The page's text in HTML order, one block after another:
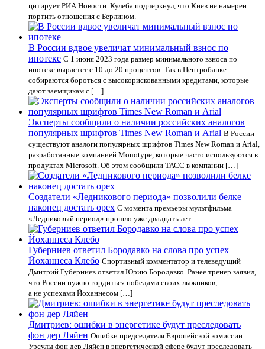
цитирует РИА Новости. Кулеба подчеркнул, что Киев не намерен
портить отношения с Берлином.
В России вдвое увеличат минимальный взнос по
ипотеке С 1 июня 2023 года размер минимального взноса по
ипотеке вырастет с 10 до 20 процентов. Так в Центробанке
собираются бороться с высокорискованными кредитами, которые
дают заемщикам с […]
Эксперты сообщили о наличии российских аналогов
популярных шрифтов Times New Roman и Arial В России
существуют аналоги популярных шрифтов Times New Roman и Arial,
разработанные компанией Monotype, которые часто используются в
продуктах Microsoft. Об этом сообщили ТАСС в компании […]
Создатели «Ледникового периода» позволили белке
наконец достать орех С момента премьеры мультфильма
«Ледниковый период» прошло уже двадцать лет.
Губерниев ответил Бородавко на слова про успех
Йоханнеса Клебо Спортивный комментатор и телеведущий
Дмитрий Губерниев ответил Юрию Бородавко. Ранее тренер заявил,
что России нужно гордиться победами своих лыжников,
а не успехами Йоханнесом […]
Дмитриев: ошибки в энергетике будут преследовать
фон дер Ляйен Ошибки председателя Европейской комиссии
Урсулы фон дер Ляйен в энергетической сфере будут преследовать